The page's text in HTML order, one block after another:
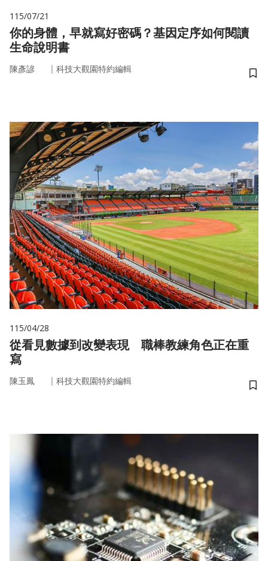
115/07/21
你的身體，早就寫好密碼？基因定序如何閱讀
生命說明書
陳彥諺 ｜ 科技大觀園特約編輯
儲
115/04/28
從看見數據到改變表現 職棒教練角色正在重
寫
陳玉鳳 ｜ 科技大觀園特約編輯
儲